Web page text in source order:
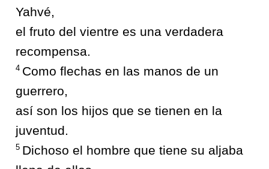
Yahvé,
el fruto del vientre es una verdadera
recompensa.
4 Como flechas en las manos de un
guerrero,
así son los hijos que se tienen en la
juventud.
5 Dichoso el hombre que tiene su aljaba